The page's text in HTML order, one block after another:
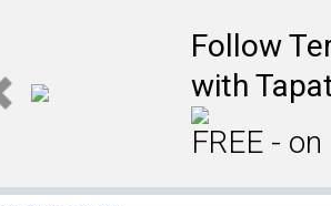
Follow
with
FREE -